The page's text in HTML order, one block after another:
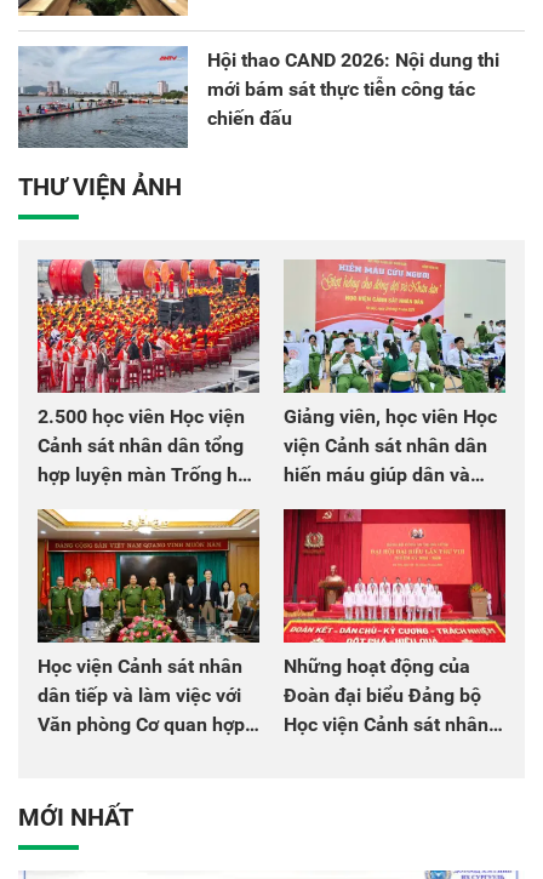
Hội thao CAND 2026: Nội dung thi
mới bám sát thực tiễn công tác
chiến đấu
THƯ VIỆN ẢNH
2.500 học viên Học viện
Cảnh sát nhân dân tổng
hợp luyện màn Trống hội
chào mừng Đại hội Đảng
Giảng viên, học viên Học
viện Cảnh sát nhân dân
hiến máu giúp dân và
đồng đội
Học viện Cảnh sát nhân
dân tiếp và làm việc với
Văn phòng Cơ quan hợp
Những hoạt động của
Đoàn đại biểu Đảng bộ
Học viện Cảnh sát nhân
MỚI NHẤT